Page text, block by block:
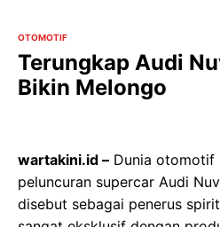
OTOMOTIF
Terungkap Audi
Bikin Melongo
wartakini.id – Dunia otomotif
peluncuran supercar Audi
disebut sebagai penerus